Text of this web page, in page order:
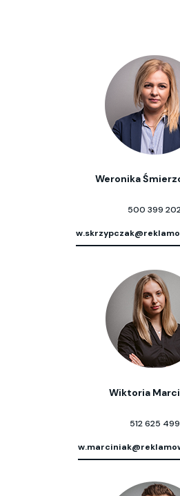
Weronika
500 399
Wiktoria
512 625 499